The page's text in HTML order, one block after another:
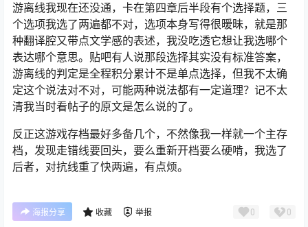
游离线我现在还没通，卡在第四章后半段有个选择题，三
个选项我选了两遍都不对，选项本身写得很暧昧，就是那
种翻译腔又带点文学感的表述，我没吃透它想让我选哪个
表达哪个意思。贴吧有人说那段选择其实没有标准答案，
游离线的判定是全程积分累计不是单点选择，但我不太确
定这个说法对不对，可能两种说法都有一定道理？记不太
清我当时看帖子的原文是怎么说的了。
反正这游戏存档最好多备几个，不然像我一样就一个主存
档，发现走错线要回头，要么重新开档要么硬啃，我选了
后者，对抗线重了快两遍，有点烦。
海报分享 收藏 举报 0 0